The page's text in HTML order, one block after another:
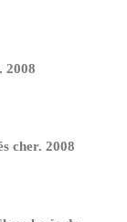
2008
cher. 2008